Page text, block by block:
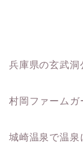
兵庫県の玄武洞
村岡ファームガ
城崎温泉で温泉